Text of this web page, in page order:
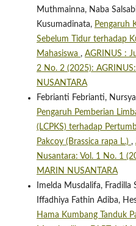
Muthmainna, Naba
Kusumadinata, Pengaruh
Sebelum Tidur terhadap
Mahasiswa , AGRINUS :
2 No. 2 (2025):
NUSANTARA
Febrianti Febrianti,
Pengaruh Pemberian
(LCPKS) terhadap
Pakcoy (Brassica rapa L.) ,
Nusantara: Vol. 1 No. 1
MARIN NUSANTARA
Imelda Musdalifa,
Iffadhiya Fathin Adiba,
Hama Kumbang Tanduk